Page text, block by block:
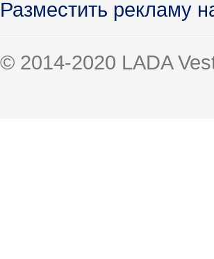
Разместить рекламу
© 2014-2020 LADA